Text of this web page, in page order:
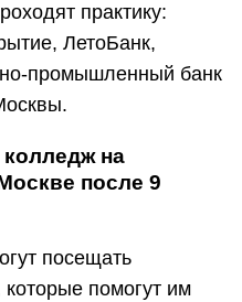
практику:
ЛетоБанк,
промышленный банк
на
после 9
посещать
помогут им